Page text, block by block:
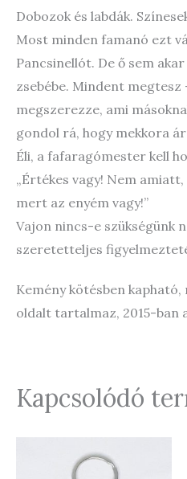
Dobozok és labdák.
Most minden famanó ezt
Pancsinellót. De ő sem
zsebébe. Mindent megtesz
megszerezze, ami
gondol rá, hogy mekkora
Éli, a fafaragómester kell
„Értékes vagy! Nem
mert az enyém vagy!”
Vajon nincs-e szükségünk
szeretetteljes
Kemény kötésben kapható,
oldalt tartalmaz, 2015-ban
Kapcsolódó